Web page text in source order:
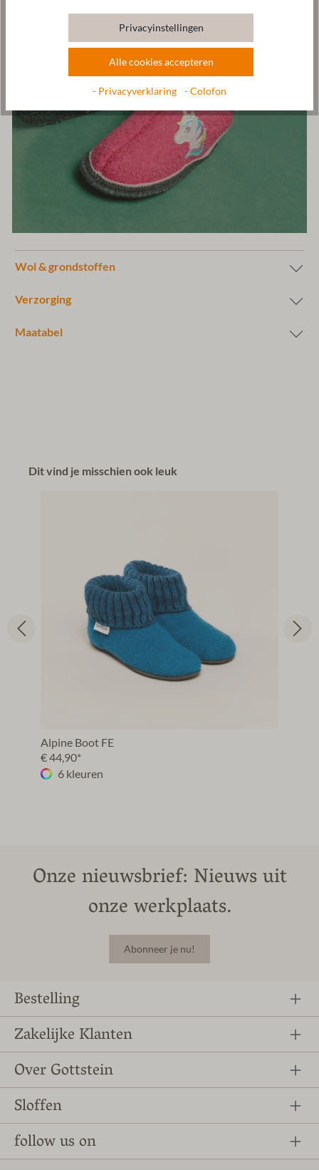
Wol & grondstoffen
Verzorging
Maatabel
Dit vind je misschien ook leuk
Alpine Boot FE
€ 44,90*
6 kleuren
Onze nieuwsbrief: Nieuws uit
onze werkplaats.
Abonneer je nu!
Bestelling
Zakelijke Klanten
Over Gottstein
Sloffen
follow us on
Privacyinstellingen
Alle cookies accepteren
- Privacyverklaring - Colofon